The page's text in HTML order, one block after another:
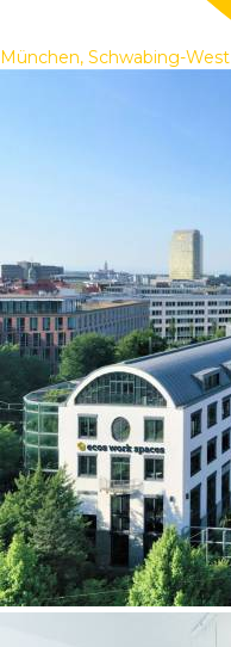
München, Schwabing-West